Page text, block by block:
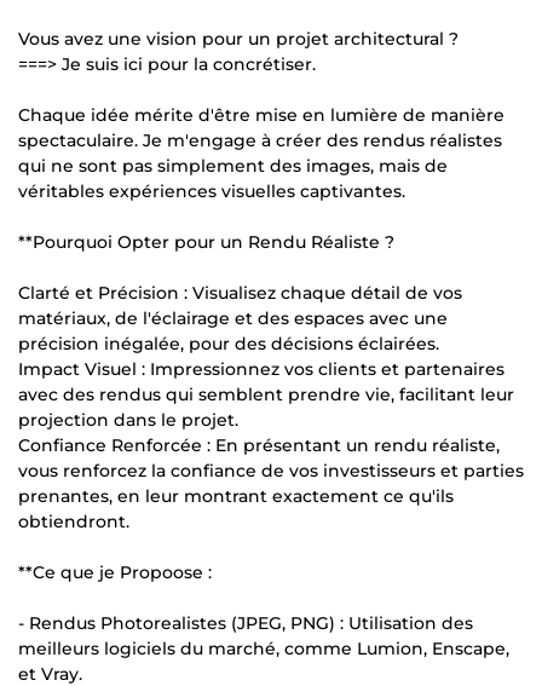
Vous avez une vision pour un projet architectural ?
===> Je suis ici pour la concrétiser.
Chaque idée mérite d'être mise en lumière de manière
spectaculaire. Je m'engage à créer des rendus réalistes
qui ne sont pas simplement des images, mais de
véritables expériences visuelles captivantes.
**Pourquoi Opter pour un Rendu Réaliste ?
Clarté et Précision : Visualisez chaque détail de vos
matériaux, de l'éclairage et des espaces avec une
précision inégalée, pour des décisions éclairées.
Impact Visuel : Impressionnez vos clients et partenaires
avec des rendus qui semblent prendre vie, facilitant leur
projection dans le projet.
Confiance Renforcée : En présentant un rendu réaliste,
vous renforcez la confiance de vos investisseurs et parties
prenantes, en leur montrant exactement ce qu'ils
obtiendront.
**Ce que je Propoose :
- Rendus Photorealistes (JPEG, PNG) : Utilisation des
meilleurs logiciels du marché, comme Lumion, Enscape,
et Vray.